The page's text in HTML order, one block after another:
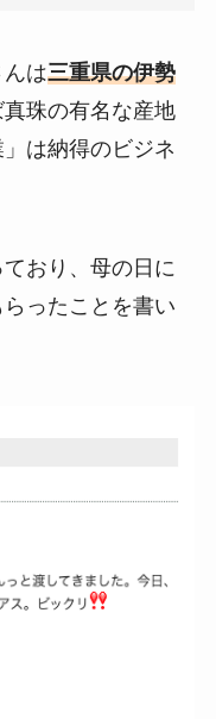
は三重県の伊勢
珠の有名な産地
は納得のビジネ
おり、母の日に
ったことを書い